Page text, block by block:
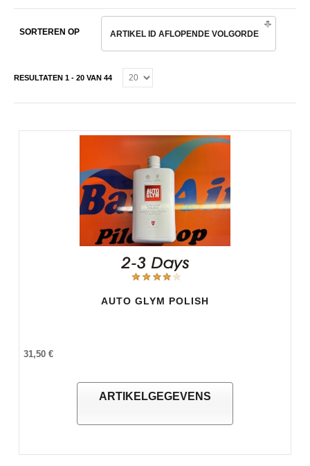
SORTEREN OP ARTIKEL ID AFLOPENDE VOLGORDE
RESULTATEN 1 - 20 VAN 44
AUTO GLYM POLISH
31,50 €
ARTIKELGEGEVENS